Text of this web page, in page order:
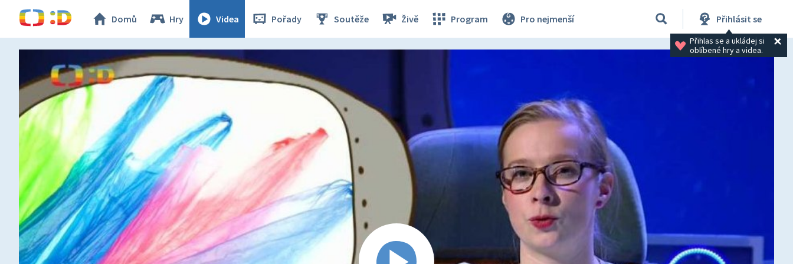
Domů Hry Videa Pořady Soutěže Živě Program Pro nejmenší Přihlásit se
Přihlas se a ukládej si
oblíbené hry a videa.